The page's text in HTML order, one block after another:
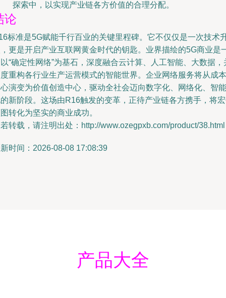
探索中，以实现产业链各方价值的合理分配。
论
标准是5G赋能千行百业的关键里程碑。它不仅仅是一次技术
更是开启产业互联网黄金时代的钥匙。业界描绘的5G商业是
“确定性网络”为基石，深度融合云计算、人工智能、大数据，
重构各行业生产运营模式的智能世界。企业网络服务将从成本
演变为价值创造中心，驱动全社会迈向数字化、网络化、智能
新阶段。这场由R16触发的变革，正待产业链各方携手，将
转化为坚实的商业成功。
转载，请注明出处：http://www.ozegpxb.com/product/38.html
时间：2026-08-08 17:08:39
产品大全